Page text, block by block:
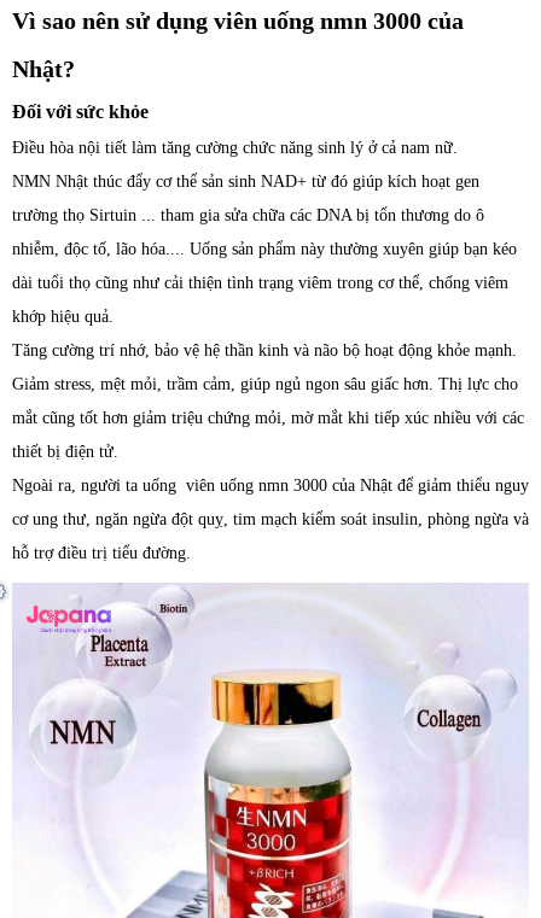
Vì sao nên sử dụng viên uống nmn 3000 của
Nhật?
Đối với sức khỏe
Điều hòa nội tiết làm tăng cường chức năng sinh lý ở cả nam nữ.
NMN Nhật thúc đẩy cơ thể sản sinh NAD+ từ đó giúp kích hoạt gen
trường thọ Sirtuin ... tham gia sửa chữa các DNA bị tổn thương do ô
nhiễm, độc tố, lão hóa.... Uống sản phẩm này thường xuyên giúp bạn kéo
dài tuổi thọ cũng như cải thiện tình trạng viêm trong cơ thể, chống viêm
khớp hiệu quả.
Tăng cường trí nhớ, bảo vệ hệ thần kinh và não bộ hoạt động khỏe mạnh.
Giảm stress, mệt mỏi, trầm cảm, giúp ngủ ngon sâu giấc hơn. Thị lực cho
mắt cũng tốt hơn giảm triệu chứng mỏi, mờ mắt khi tiếp xúc nhiều với các
thiết bị điện tử.
Ngoài ra, người ta uống viên uống nmn 3000 của Nhật để giảm thiểu nguy
cơ ung thư, ngăn ngừa đột quỵ, tim mạch kiểm soát insulin, phòng ngừa và
hỗ trợ điều trị tiểu đường.